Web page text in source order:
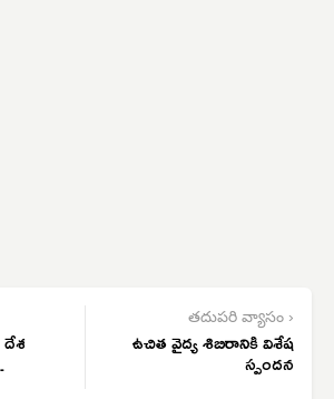
తదుపరి వ్యాసం ›
ఉచిత వైద్య శిబిరానికి విశేష
స్పందన